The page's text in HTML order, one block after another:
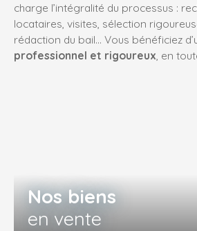
charge l’intégralité du processus :
locataires, visites, sélection
rédaction du bail… Vous bénéficiez
professionnel et rigoureux, en
Nos biens
en vente